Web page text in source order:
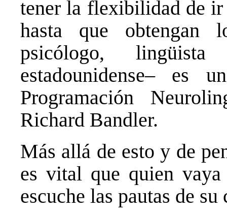
tener la flexibilidad de ir
hasta que obtengan
psicólogo,
estadounidense– es
Programación
Richard Bandler.
Más allá de esto y de
es vital que quien
escuche las pautas de